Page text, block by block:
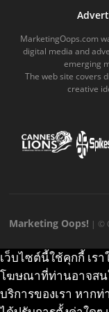
b
o
o
k
c
o
.
MarketingOops.com
digital media and
emerging
The web site covers
creative
Marketing Oops! | ©
เว็บไซต์นี้ใช้คุกกี้ เร
โฆษณาที่ท่านอาจสน
บริการของเรา หาก